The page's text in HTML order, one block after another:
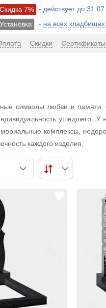
Скидка 7%
- действует до
Установка
- на всех
Скидки Сертификаты
символы любви и
ушедшего. У
комплексы,
каждого изделия.